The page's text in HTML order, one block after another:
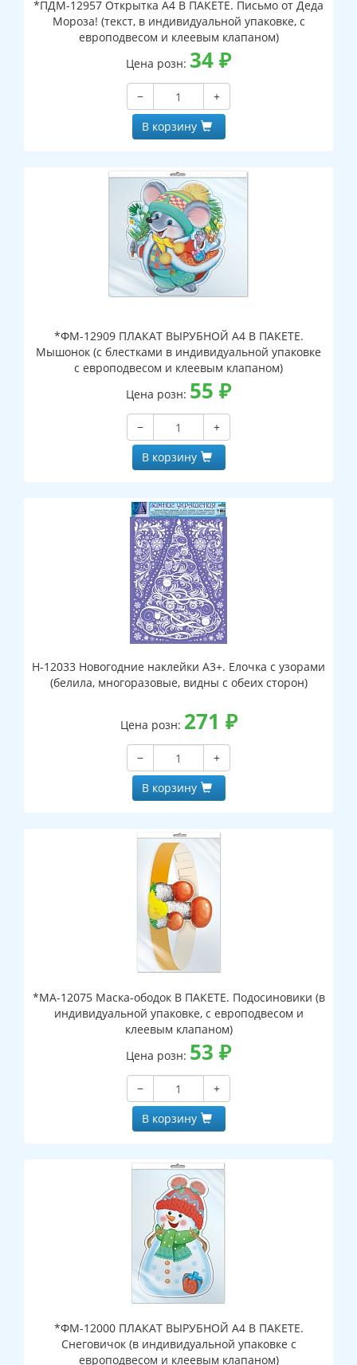
*ПДМ-12957 Открытка А4 В ПАКЕТЕ. Письмо от Деда
Мороза! (текст, в индивидуальной упаковке, с
европодвесом и клеевым клапаном)
Цена розн: 34₽
−
+
В корзину
*ФМ-12909 ПЛАКАТ ВЫРУБНОЙ А4 В ПАКЕТЕ.
Мышонок (с блестками в индивидуальной упаковке
с европодвесом и клеевым клапаном)
Цена розн: 55 ₽
−
+
В корзину
Н-12033 Новогодние наклейки А3+. Елочка с узорами
(белила, многоразовые, видны с обеих сторон)
Цена розн: 271 ₽
−
+
В корзину
*МА-12075 Маска-ободок В ПАКЕТЕ. Подосиновики (в
индивидуальной упаковке, с европодвесом и
клеевым клапаном)
Цена розн: 53 ₽
−
+
В корзину
*ФМ-12000 ПЛАКАТ ВЫРУБНОЙ А4 В ПАКЕТЕ.
Снеговичок (в индивидуальной упаковке с
европодвесом и клеевым клапаном)